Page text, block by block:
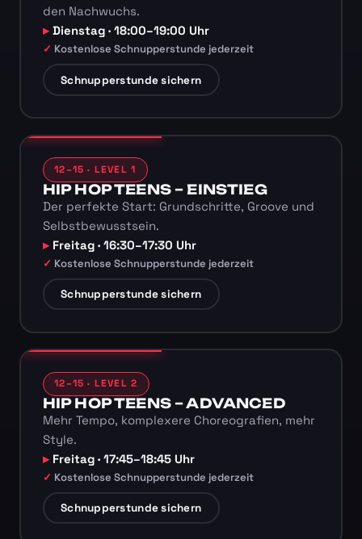
den Nachwuchs.
Dienstag · 18:00–19:00 Uhr
Kostenlose Schnupperstunde jederzeit
Schnupperstunde sichern
12–15 · LEVEL 1
HIP HOP TEENS – EINSTIEG
Der perfekte Start: Grundschritte, Groove und
Selbstbewusstsein.
Freitag · 16:30–17:30 Uhr
Kostenlose Schnupperstunde jederzeit
Schnupperstunde sichern
12–15 · LEVEL 2
HIP HOP TEENS – ADVANCED
Mehr Tempo, komplexere Choreografien, mehr
Style.
Freitag · 17:45–18:45 Uhr
Kostenlose Schnupperstunde jederzeit
Schnupperstunde sichern